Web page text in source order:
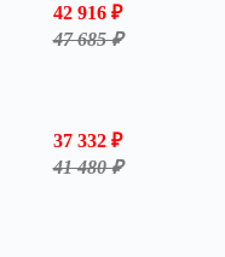
42 916 ₽
47 685 ₽
37 332 ₽
41 480 ₽